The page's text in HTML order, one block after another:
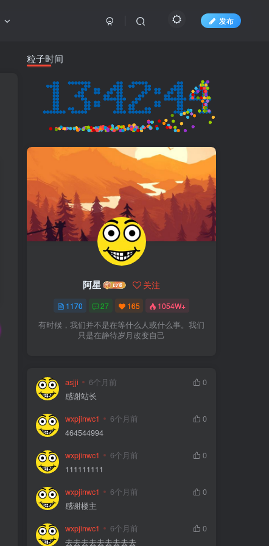
发布
粒子时间
阿星 关注
1170 27 165 1054W+
有时候，我们并不是在等什么人或什么事。我们
只是在静待岁月改变自己
asjji 6个月前
0
感谢站长
wxpjinwc1 6个月前
0
464544994
wxpjinwc1 6个月前
0
111111111
wxpjinwc1 6个月前
0
感谢楼主
wxpjinwc1 6个月前
0
去去去去去去去去去